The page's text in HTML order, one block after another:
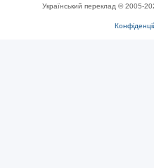
Український переклад © 2005-